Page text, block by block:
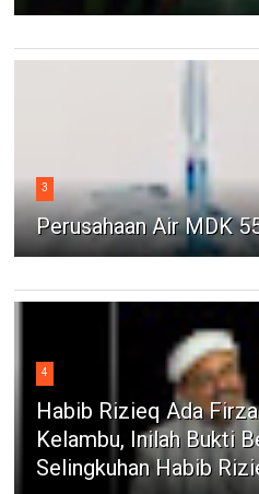
3
Perusahaan Air MDK
4
Habib Rizieq Ada
Kelambu, Inilah Bukti
Selingkuhan Habib